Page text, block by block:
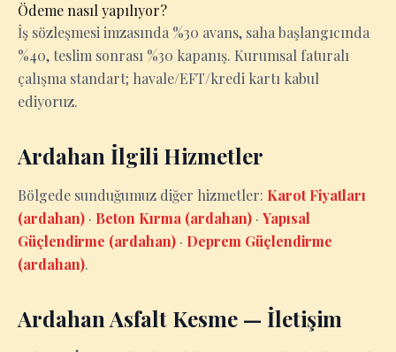
Ödeme nasıl yapılıyor?
İş sözleşmesi imzasında %30 avans, saha başlangıcında
%40, teslim sonrası %30 kapanış. Kurumsal faturalı
çalışma standart; havale/EFT/kredi kartı kabul
ediyoruz.
Ardahan İlgili Hizmetler
Bölgede sunduğumuz diğer hizmetler: Karot Fiyatları
(ardahan) · Beton Kırma (ardahan) · Yapısal
Güçlendirme (ardahan) · Deprem Güçlendirme
(ardahan).
Ardahan Asfalt Kesme — İletişim